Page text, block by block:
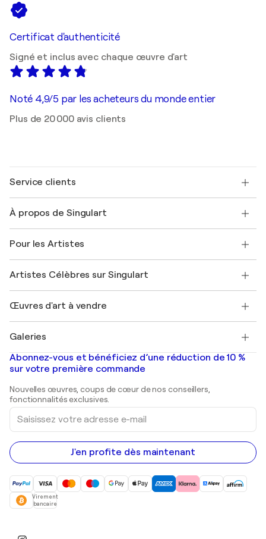
Certificat d'authenticité
Signé et inclus avec chaque œuvre d'art
Noté 4,9/5 par les acheteurs du monde entier
Plus de 20 000 avis clients
Service clients
Expédition
Offrir une carte cadeau
Rejoignez notre programme commercial
Mon compte
+33 1 76 44 06 42
À propos de Singulart
FAQ
Magazine Singulart
Emplois
Découvrez une sélection d'art original
Pour les Artistes
Se connecter en tant qu'Artiste
Artistes Célèbres sur Singulart
Marc Chagall
Banksy
Mr. Brainwash
Shepard Fairey
Œuvres d'art à vendre
Tableaux abstraits à vendre
Peintures de paysage
Estampes
Peintures acryliques
Galeries
Galeries d'art en France
Galeries d'art en Belgique
Abonnez-vous et bénéficiez d’une réduction de 10 %
sur votre première commande
Nouvelles œuvres, coups de cœur de nos conseillers,
fonctionnalités exclusives.
Saisissez
votre
adresse
e-
mail
J'en profite dès maintenant
Virement
bancaire